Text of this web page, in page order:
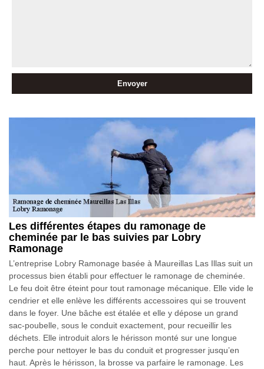
Les différentes étapes du ramonage de
cheminée par le bas suivies par Lobry
Ramonage
L’entreprise Lobry Ramonage basée à Maureillas Las Illas suit un
processus bien établi pour effectuer le ramonage de cheminée.
Le feu doit être éteint pour tout ramonage mécanique. Elle vide le
cendrier et elle enlève les différents accessoires qui se trouvent
dans le foyer. Une bâche est étalée et elle y dépose un grand
sac-poubelle, sous le conduit exactement, pour recueillir les
déchets. Elle introduit alors le hérisson monté sur une longue
perche pour nettoyer le bas du conduit et progresser jusqu’en
haut. Après le hérisson, la brosse va parfaire le ramonage. Les